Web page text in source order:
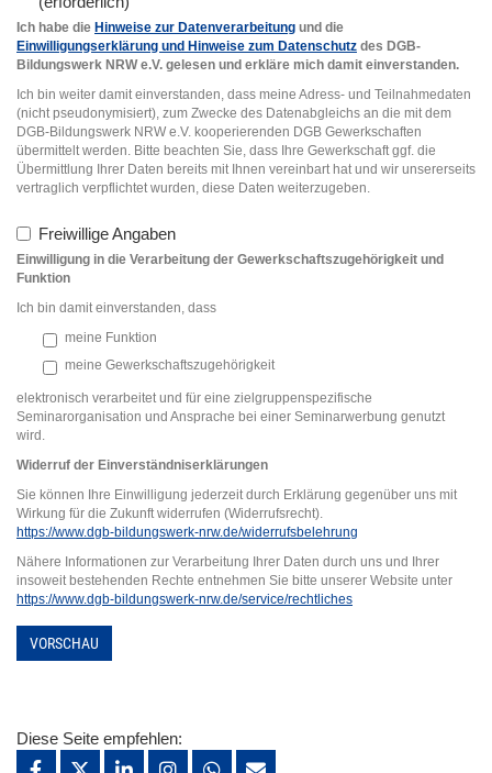
Ich habe die Hinweise zur Datenverarbeitung und die
Einwilligungserklärung und Hinweise zum Datenschutz des DGB-
Bildungswerk NRW e.V. gelesen und erkläre mich damit einverstanden.
Ich bin weiter damit einverstanden, dass meine Adress- und Teilnahmedaten
(nicht pseudonymisiert), zum Zwecke des Datenabgleichs an die mit dem
DGB-Bildungswerk NRW e.V. kooperierenden DGB Gewerkschaften
übermittelt werden. Bitte beachten Sie, dass Ihre Gewerkschaft ggf. die
Übermittlung Ihrer Daten bereits mit Ihnen vereinbart hat und wir unsererseits
vertraglich verpflichtet wurden, diese Daten weiterzugeben.
Freiwillige Angaben
Einwilligung in die Verarbeitung der Gewerkschaftszugehörigkeit und
Funktion
Ich bin damit einverstanden, dass
meine Funktion
meine Gewerkschaftszugehörigkeit
elektronisch verarbeitet und für eine zielgruppenspezifische
Seminarorganisation und Ansprache bei einer Seminarwerbung genutzt
wird.
Widerruf der Einverständniserklärungen
Sie können Ihre Einwilligung jederzeit durch Erklärung gegenüber uns mit
Wirkung für die Zukunft widerrufen (Widerrufsrecht).
https://www.dgb-bildungswerk-nrw.de/widerrufsbelehrung
Nähere Informationen zur Verarbeitung Ihrer Daten durch uns und Ihrer
insoweit bestehenden Rechte entnehmen Sie bitte unserer Website unter
https://www.dgb-bildungswerk-nrw.de/service/rechtliches
VORSCHAU
Diese Seite empfehlen: